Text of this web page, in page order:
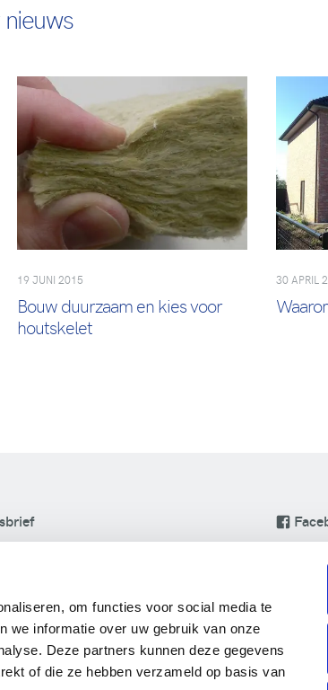
om functies voor social media te
we informatie over uw gebruik van onze
Deze partners kunnen deze gegevens
of die ze hebben verzameld op basis van
19 JUNI 2015
Bouw duurzaam en kies voor
houtskelet
30 APRIL
We gebruiken je e-
naar te sturen.
ons volledig